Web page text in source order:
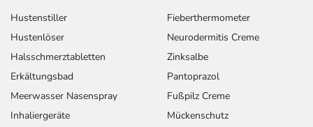
Hustenstiller
Hustenlöser
Halsschmerztabletten
Erkältungsbad
Meerwasser Nasenspray
Inhaliergeräte
Fieberthermometer
Neurodermitis Creme
Zinksalbe
Pantoprazol
Fußpilz Creme
Mückenschutz